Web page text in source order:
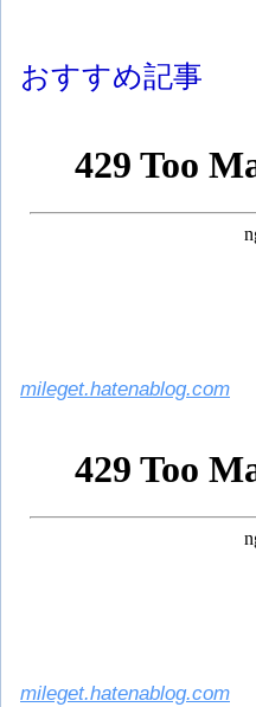
おすすめ記事
mileget.hatenablog.com
mileget.hatenablog.com